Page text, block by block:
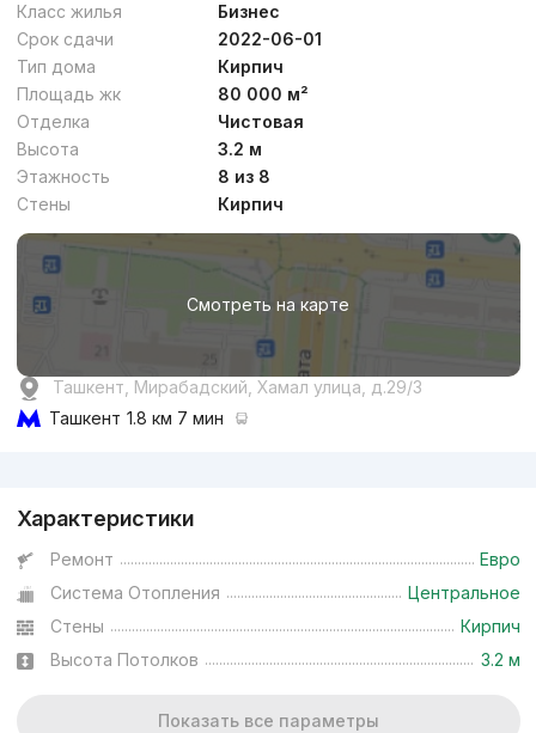
Класс жилья
Бизнес
Срок сдачи
2022-06-01
Тип дома
Кирпич
Площадь жк
80 000 м²
Отделка
Чистовая
Высота
3.2 м
Этажность
8 из 8
Стены
Кирпич
Смотреть на карте
Ташкент, Мирабадский, Хамал улица, д.29/3
Ташкент 1.8 км 7 мин
Характеристики
Ремонт
Евро
Система Отопления
Центральное
Стены
Кирпич
Высота Потолков
3.2 м
Показать все параметры